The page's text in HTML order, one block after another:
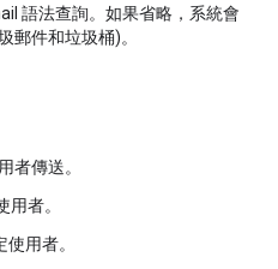
語法查詢。如果省略，系統會
郵件和垃圾桶)。
者傳送。
用者。
用者。